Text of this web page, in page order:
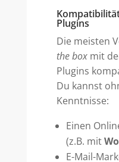
Plugins
Die meisten
the boxmit
Plugins
Du kannst
Kenntnisse:
Einen
(z.B. mit
E-Mail-